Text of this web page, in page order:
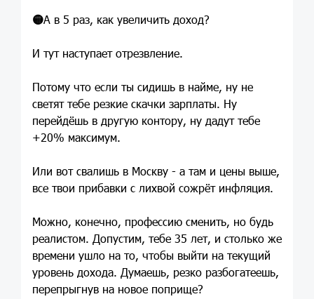
🟡А в 5 раз, как увеличить доход?
И тут наступает отрезвление.
Потому что если ты сидишь в найме, ну не
светят тебе резкие скачки зарплаты. Ну
перейдёшь в другую контору, ну дадут тебе
+20% максимум.
Или вот свалишь в Москву - а там и цены выше,
все твои прибавки с лихвой сожрёт инфляция.
Можно, конечно, профессию сменить, но будь
реалистом. Допустим, тебе 35 лет, и столько же
времени ушло на то, чтобы выйти на текущий
уровень дохода. Думаешь, резко разбогатеешь,
перепрыгнув на новое поприще?